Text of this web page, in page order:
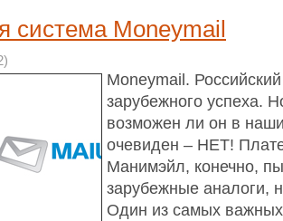
система Moneymail
Moneymail.
зарубежного успеха.
возможен ли он в
очевиден – НЕТ!
Манимэйл, конечно,
зарубежные аналоги,
Один из самых важных